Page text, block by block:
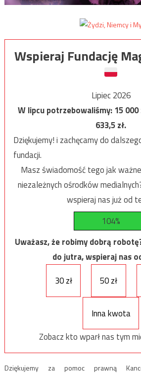
Wspieraj Fundację
Lipiec 2026
W lipcu potrzebowaliśmy:15 000
633,5zł.
Dziękujemy! i zachęcamy do
fundacji.
Masz świadomość tego jak
niezależnych ośrodków
wspieraj nas już od
104%
Uważasz, że robimy dobrą
do jutra, wspieraj nas
30 zł
50 zł
Inna kwota
Zobacz kto wparł nas tym
Dziękujemy za pomoc prawną